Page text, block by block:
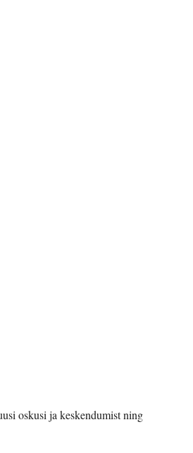
oskusi ja keskendumist ning